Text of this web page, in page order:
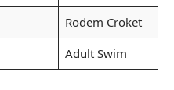
Rodem Croket
Adult Swim